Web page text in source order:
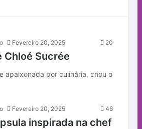
Fevereiro 20, 2025 20
Chloé Sucrée
apaixonada por culinária, criou o
Fevereiro 20, 2025 46
inspirada na chef